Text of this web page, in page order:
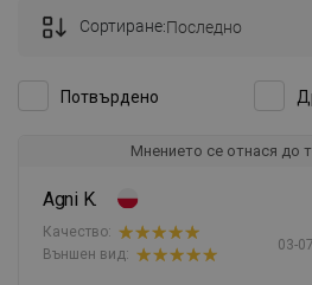
Потвърдено
Сортиране:Последно
Мнението се отнася до
Agni K.
03-
Качество:
Външен вид: